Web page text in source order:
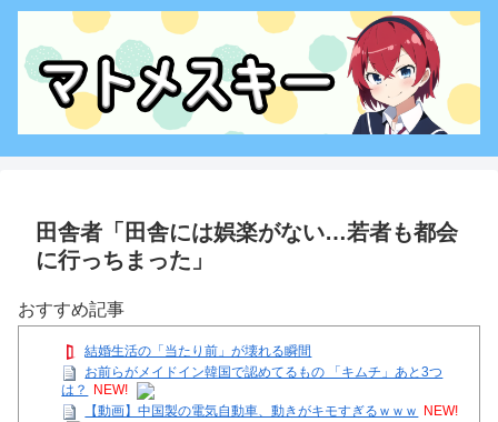
田舎者「田舎には娯楽がない…若者も都会
に行っちまった」
おすすめ記事
結婚生活の「当たり前」が壊れる瞬間
お前らがメイドイン韓国で認めてるもの 「キムチ」あと3つ
は？
NEW!
【動画】中国製の電気自動車、動きがキモすぎるｗｗｗ
NEW!